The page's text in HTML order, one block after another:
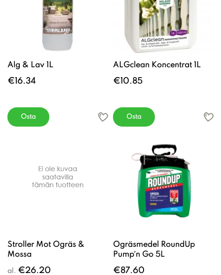
Alg & Lav 1L
€16.34
Osta
ALGclean Koncentrat 1L
€10.85
Osta
Stroller Mot Ogräs &
Mossa
al. €26.20
Ogräsmedel RoundUp
Pump´n Go 5L
€87.60